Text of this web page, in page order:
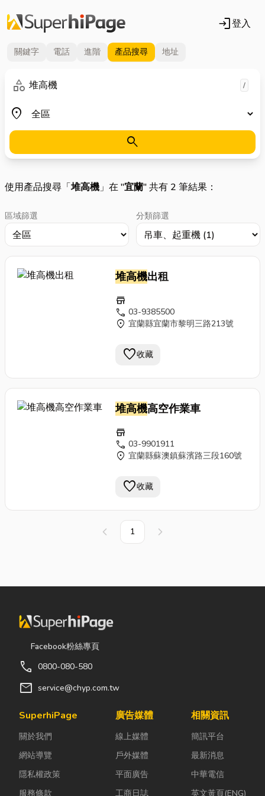
login登入
關鍵字 電話 進階 產品搜尋 地址
category
關鍵字 /
place
地區
search
使用產品搜尋「堆高機」在 "宜蘭" 共有 2 筆結果：
區域篩選 分類篩選
堆高機出租
store
call 03-9385500
location_on 宜蘭縣宜蘭市黎明三路213號
favorite收藏
堆高機高空作業車
store
call 03-9901911
location_on 宜蘭縣蘇澳鎮蘇濱路三段160號
favorite收藏
上一頁 1 下一頁
Facebook粉絲專頁
call 0800-080-580
mail service@chyp.com.tw
SuperhiPage
關於我們
網站導覽
隱私權政策
服務條款
廣告媒體
線上媒體
戶外媒體
平面廣告
工商日誌
相關資訊
簡訊平台
最新消息
中華電信
英文黃頁(ENG)